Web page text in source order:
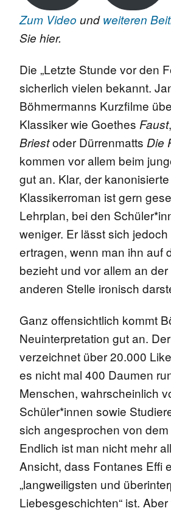
Zum Video undweiteren
Sie hier.
Die „Letzte Stunde vor den
sicherlich vielen bekannt.
Böhmermanns Kurzfilme
Klassiker wie Goethes Faust
Briestoder Dürrenmatts Die
kommen vor allem beim
gut an. Klar, der kanonisierte
Klassikerroman ist gern
Lehrplan, bei den
weniger. Er lässt sich
ertragen, wenn man ihn auf
bezieht und vor allem an
anderen Stelle ironisch
Ganz offensichtlich kommt
Neuinterpretation gut an.
verzeichnet über 20.000
es nicht mal 400 Daumen
Menschen, wahrscheinlich
Schüler*innen sowie
sich angesprochen von dem
Endlich ist man nicht mehr
Ansicht, dass Fontanes Effi
„langweiligsten und
Liebesgeschichten“ ist.